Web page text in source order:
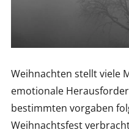
Weihnachten stellt viele
emotionale
bestimmten vorgaben
Weihnachtsfest